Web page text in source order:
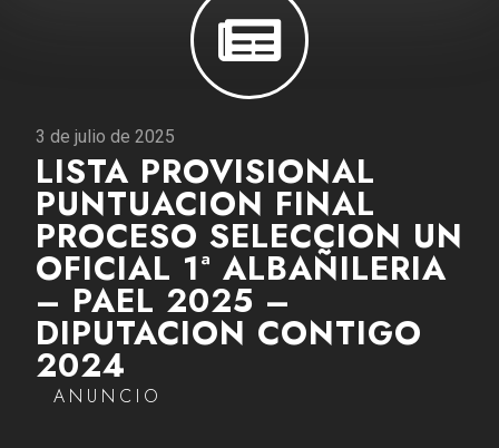
3 de julio de 2025
LISTA PROVISIONAL
PUNTUACION FINAL
PROCESO SELECCION UN
OFICIAL 1ª ALBAÑILERIA
– PAEL 2025 –
DIPUTACION CONTIGO
2024
ANUNCIO